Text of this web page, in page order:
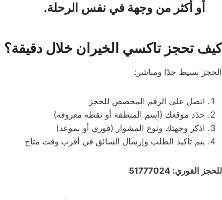
أو أكثر من وجهة في نفس الرحلة.
كيف تحجز تاكسي الخيران خلال دقيقة؟
الحجز بسيط جدًا ومباشر:
اتصل على الرقم المخصص للحجز
حدّد موقعك (اسم المنطقة أو نقطة معروفة)
اذكر وجهتك ونوع المشوار (فوري أو بموعد)
يتم تأكيد الطلب وإرسال السائق في أقرب وقت متاح
للحجز الفوري: 51777024